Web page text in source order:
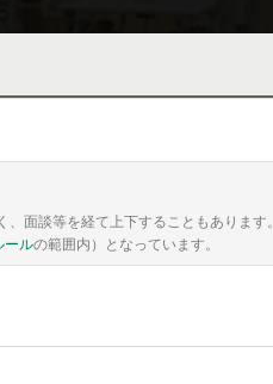
面談等を経て上下することもあります。
ールの範囲内）となっています。